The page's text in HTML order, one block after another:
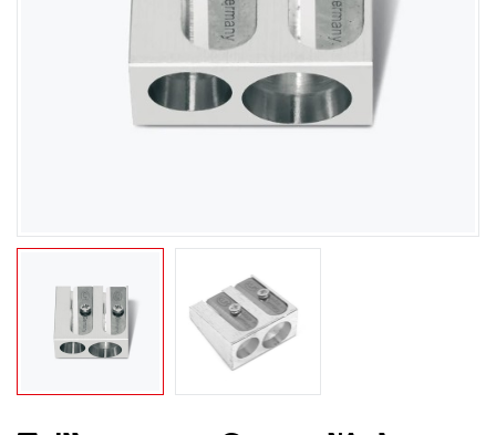
Loisirs Créatifs
Coffrets & cadeaux